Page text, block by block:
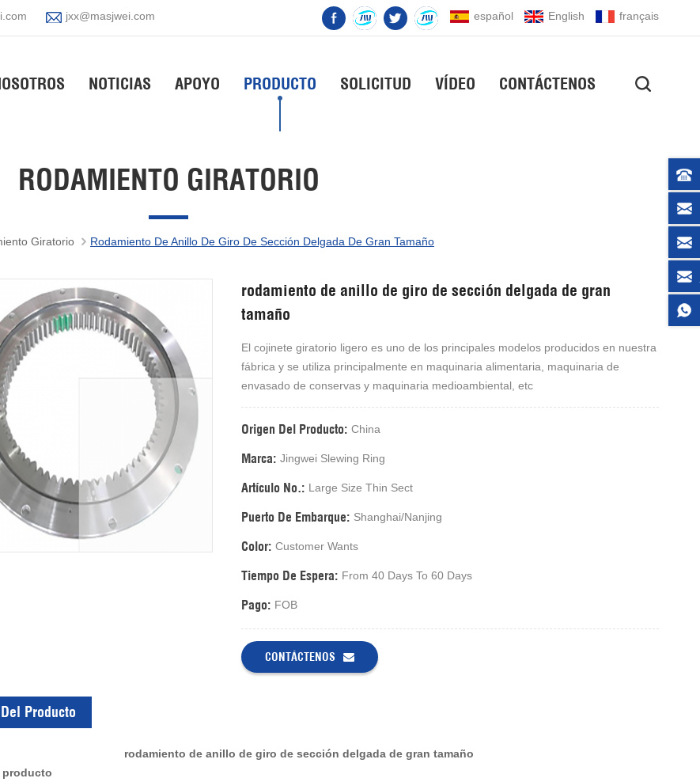
jxx@masjwei.com español English français
NOTICIAS APOYO PRODUCTO SOLICITUD VÍDEO CONTÁCTENOS
RODAMIENTO GIRATORIO
Giratorio Rodamiento De Anillo De Giro De Sección Delgada De Gran Tamaño
rodamiento de anillo de giro de sección delgada de gran
tamaño
El cojinete giratorio ligero es uno de los principales modelos producidos en nuestra
fábrica y se utiliza principalmente en maquinaria alimentaria, maquinaria de
envasado de conservas y maquinaria medioambiental, etc
Origen Del Producto: China
Marca: Jingwei Slewing Ring
Artículo No.: Large Size Thin Sect
Puerto De Embarque: Shanghai/Nanjing
Color: Customer Wants
Tiempo De Espera: From 40 Days To 60 Days
Pago: FOB
CONTÁCTENOS
Producto
rodamiento de anillo de giro de sección delgada de gran tamaño
producto